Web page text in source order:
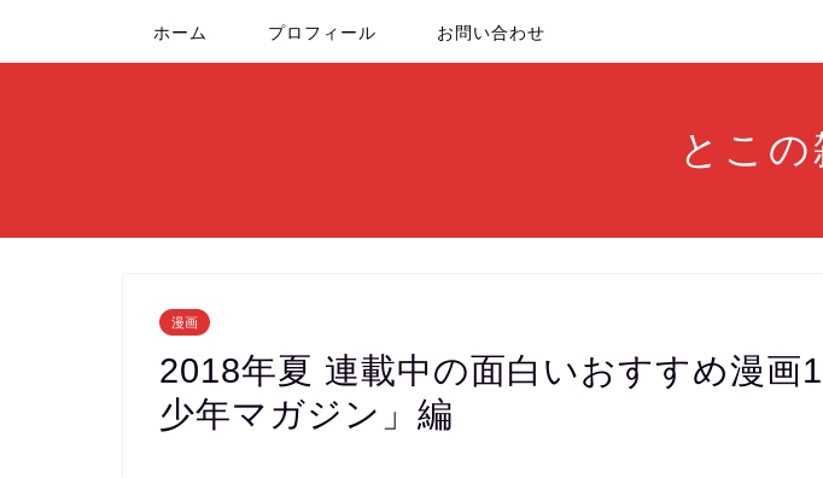
ホーム プロフィール お問い合わせ
とこ
漫画
2018年夏 連載中の面白いおすすめ漫画
少年マガジン」編